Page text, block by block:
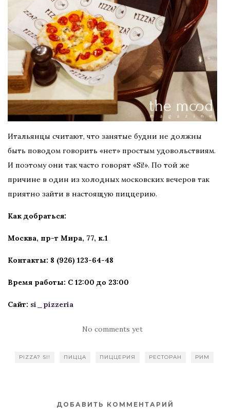
Итальянцы считают, что занятые будни не должны
быть поводом говорить «нет» простым удовольствиям.
И поэтому они так часто говорят «Si!». По той же
причине в один из холодных московских вечеров так
приятно зайти в настоящую пиццерию.
Как добраться:
Москва, пр-т Мира, 77, к.1
Контакты: 8 (926) 123-64-48
Время работы: С 12:00 до 23:00
Сайт: si_pizzeria
No comments yet
PIZZA? SI! ПИЦЦА ПИЦЦЕРИЯ РЕСТОРАН РИМ
ДОБАВИТЬ КОММЕНТАРИЙ